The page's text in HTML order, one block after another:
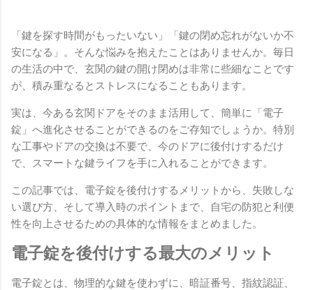
「鍵を探す時間がもったいない」「鍵の閉め忘れがないか不
安になる」。そんな悩みを抱えたことはありませんか。毎日
の生活の中で、玄関の鍵の開け閉めは非常に些細なことです
が、積み重なるとストレスになることもあります。
実は、今ある玄関ドアをそのまま活用して、簡単に「電子
錠」へ進化させることができるのをご存知でしょうか。特別
な工事やドアの交換は不要で、今のドアに後付けするだけ
で、スマートな鍵ライフを手に入れることができます。
この記事では、電子錠を後付けするメリットから、失敗しな
い選び方、そして導入時のポイントまで、自宅の防犯と利便
性を向上させるための具体的な情報をまとめました。
電子錠を後付けする最大のメリット
電子錠とは、物理的な鍵を使わずに、暗証番号、指紋認証、